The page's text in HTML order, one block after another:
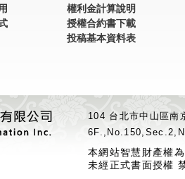
權利金計算說明
授權合約書下載
投稿基本資料表
104 台北市中山區
本網站智慧財產權
未經正式書面授權